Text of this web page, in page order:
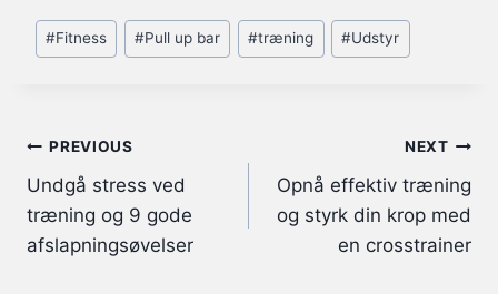
Post
Tags:
#Fitness #Pull up bar #træning #Udstyr
Indlægsnavigation
PREVIOUS
Undgå stress ved
træning og 9 gode
afslapningsøvelser
NEXT
Opnå effektiv træning
og styrk din krop med
en crosstrainer